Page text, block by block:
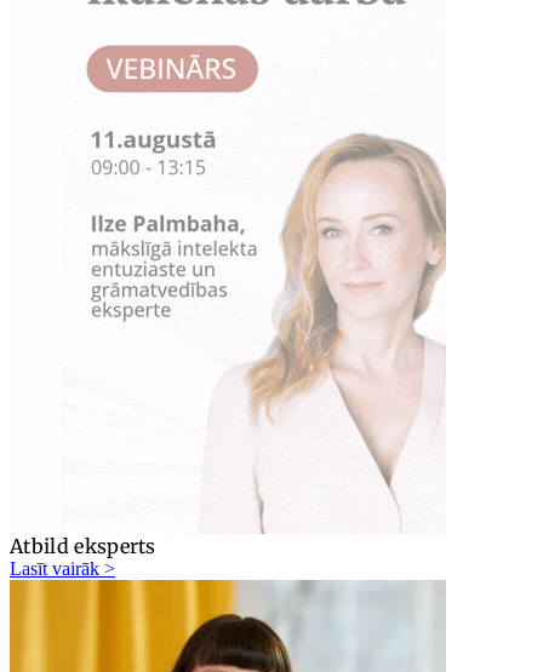
Atbild eksperts
Lasīt vairāk >